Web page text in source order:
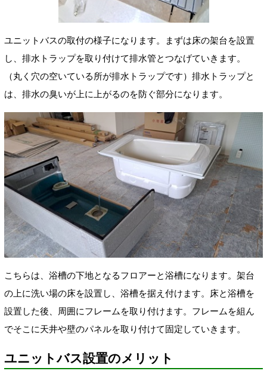
ユニットバスの取付の様子になります。まずは床の架台を設置
し、排水トラップを取り付けて排水管とつなげていきます。
（丸く穴の空いている所が排水トラップです）排水トラップと
は、排水の臭いが上に上がるのを防ぐ部分になります。
こちらは、浴槽の下地となるフロアーと浴槽になります。架台
の上に洗い場の床を設置し、浴槽を据え付けます。床と浴槽を
設置した後、周囲にフレームを取り付けます。フレームを組ん
でそこに天井や壁のパネルを取り付けて固定していきます。
ユニットバス設置のメリット